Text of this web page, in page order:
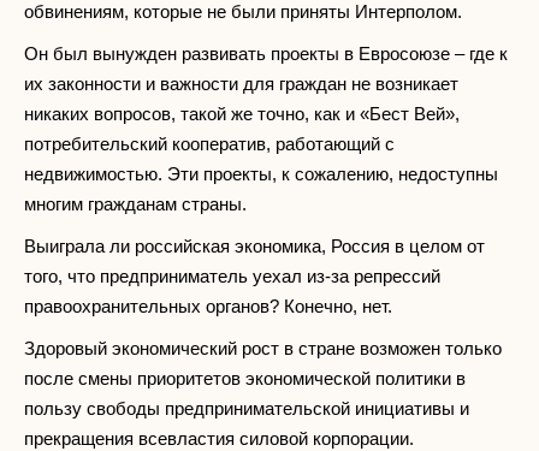
обвинениям, которые не были приняты Интерполом.
Он был вынужден развивать проекты в Евросоюзе – где к
их законности и важности для граждан не возникает
никаких вопросов, такой же точно, как и «Бест Вей»,
потребительский кооператив, работающий с
недвижимостью. Эти проекты, к сожалению, недоступны
многим гражданам страны.
Выиграла ли российская экономика, Россия в целом от
того, что предприниматель уехал из-за репрессий
правоохранительных органов? Конечно, нет.
Здоровый экономический рост в стране возможен только
после смены приоритетов экономической политики в
пользу свободы предпринимательской инициативы и
прекращения всевластия силовой корпорации.